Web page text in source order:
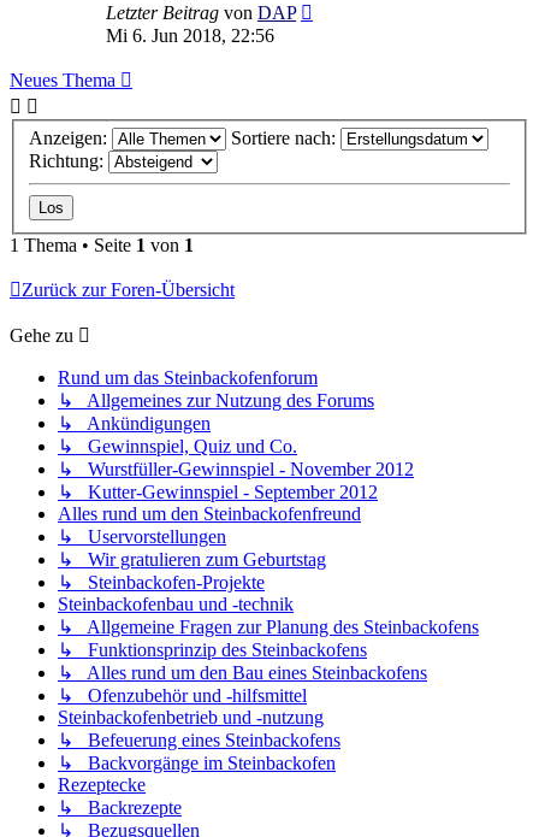
Letzter Beitrag von DAP
Mi 6. Jun 2018, 22:56
Neues Thema
Anzeigen:
Sortiere nach:
Richtung:
1 Thema • Seite 1 von 1
Zurück zur Foren-Übersicht
Gehe zu
Rund um das Steinbackofenforum
↳ Allgemeines zur Nutzung des Forums
↳ Ankündigungen
↳ Gewinnspiel, Quiz und Co.
↳ Wurstfüller-Gewinnspiel - November 2012
↳ Kutter-Gewinnspiel - September 2012
Alles rund um den Steinbackofenfreund
↳ Uservorstellungen
↳ Wir gratulieren zum Geburtstag
↳ Steinbackofen-Projekte
Steinbackofenbau und -technik
↳ Allgemeine Fragen zur Planung des Steinbackofens
↳ Funktionsprinzip des Steinbackofens
↳ Alles rund um den Bau eines Steinbackofens
↳ Ofenzubehör und -hilfsmittel
Steinbackofenbetrieb und -nutzung
↳ Befeuerung eines Steinbackofens
↳ Backvorgänge im Steinbackofen
Rezeptecke
↳ Backrezepte
↳ Bezugsquellen